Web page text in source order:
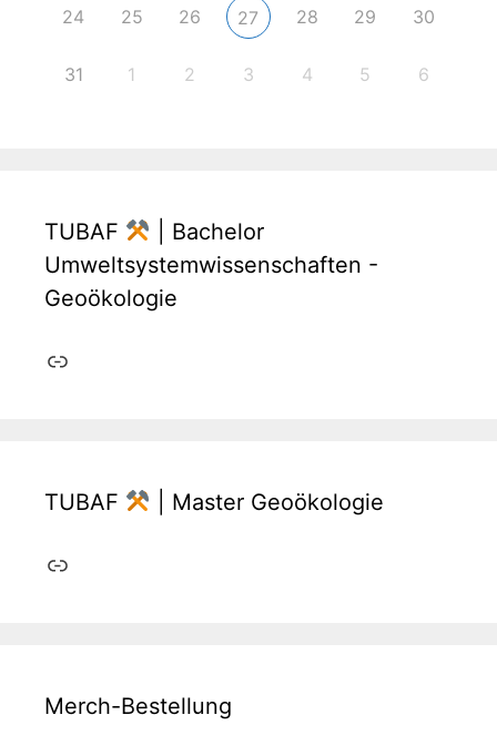
24 25 26 27 28 29 30
31 1 2 3 4 5 6
TUBAF
| Bachelor
Umweltsystemwissenschaften -
Geoökologie
Link
TUBAF | Master Geoökologie
Link
Merch-Bestellung